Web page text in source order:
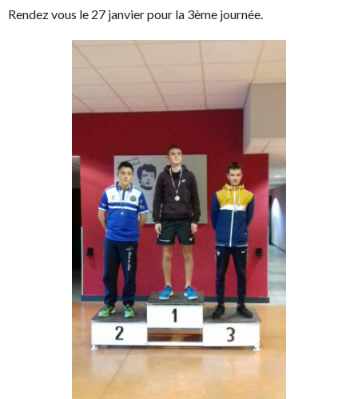
Rendez vous le 27 janvier pour la 3ème journée.